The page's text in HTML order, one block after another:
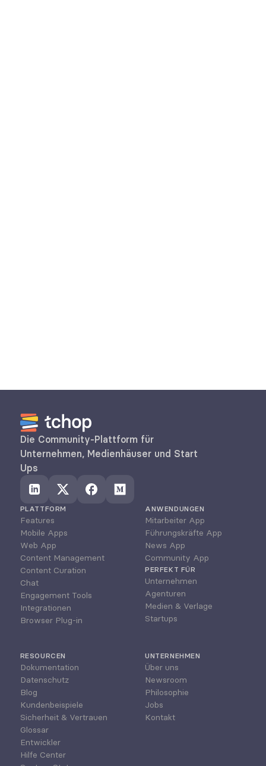
Die Community-Plattform für
Unternehmen, Medienhäuser und Start
Ups
PLATTFORM
Features
Mobile Apps
Web App
Content Management
Content Curation
Chat
Engagement Tools
Integrationen
Browser Plug-in
ANWENDUNGEN
Mitarbeiter App
Führungskräfte App
News App
Community App
PERFEKT FÜR
Unternehmen
Agenturen
Medien & Verlage
Startups
RESOURCEN
Dokumentation
Datenschutz
Blog
Kundenbeispiele
Sicherheit & Vertrauen
Glossar
Entwickler
Hilfe Center
UNTERNEHMEN
Über uns
Newsroom
Philosophie
Jobs
Kontakt